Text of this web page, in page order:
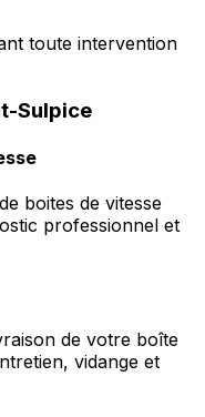
toute intervention
Sulpice
boites de vitesse
professionnel et
de votre boîte
vidange et